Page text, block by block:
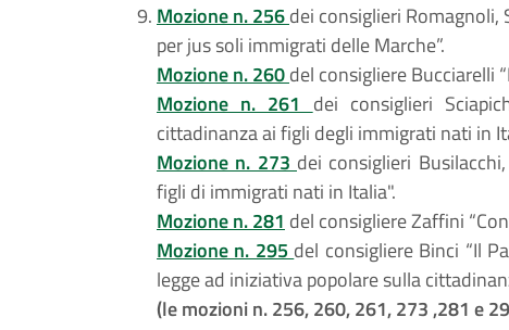
Mozione n. 256dei consiglieri
per jus soli immigrati delle Marche”.
Mozione n. 260del consigliere Bucciarelli
Mozione n. 261 dei consiglieri
cittadinanza ai figli degli immigrati nati in
Mozione n. 273 dei consiglieri
figli di immigrati nati in Italia".
Mozione n. 281 del consigliere Zaffini
Mozione n. 295 del consigliere Binci “Il
legge ad iniziativa popolare sulla
(le mozioni n. 256, 260, 261, 273 ,281 e